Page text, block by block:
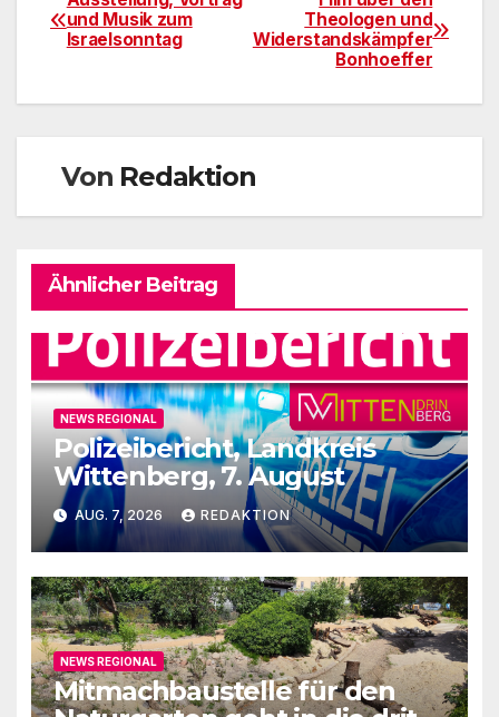
BeitragsnavigationTheologen und
Widerstandskämpfer
Bonhoeffer
und Musik zum
Israelsonntag
Von Redaktion
Ähnlicher Beitrag
NEWS REGIONAL
Polizeibericht, Landkreis
Wittenberg, 7. August
AUG. 7, 2026 REDAKTION
NEWS REGIONAL
Mitmachbaustelle für den